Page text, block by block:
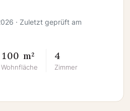
· Zuletzt geprüft am
100 m²
Wohnfläche
4
Zimmer